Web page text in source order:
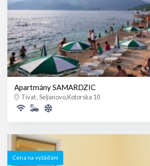
Apartmány SAMARDZIC
Tivat , Seljanovo,Kotorska 10
Cena na vyžádání